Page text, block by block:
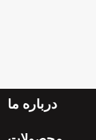
درباره ما